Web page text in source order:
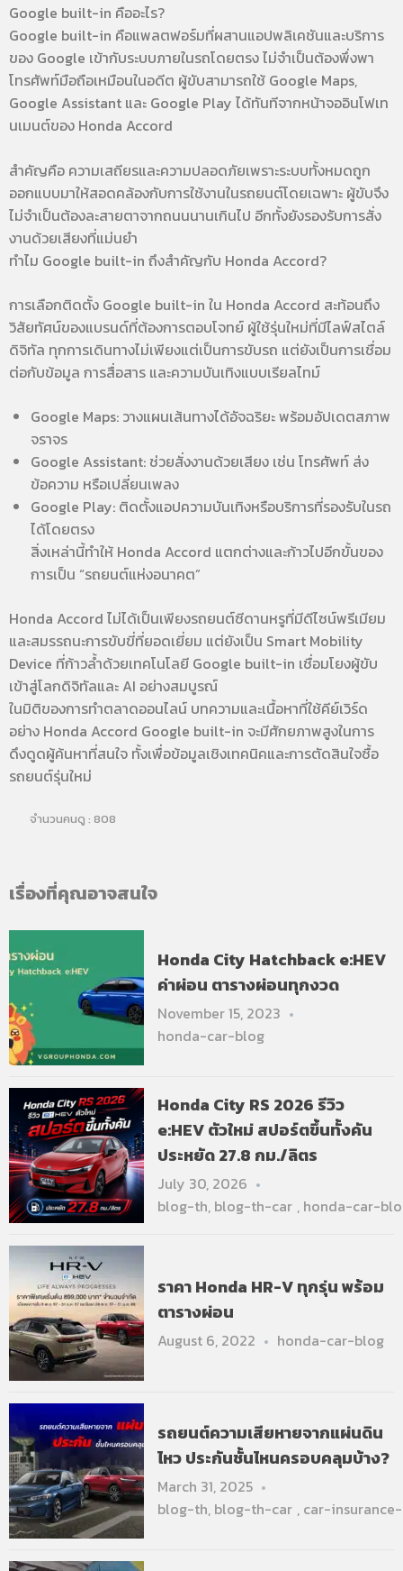
Google built-in คืออะไร?
Google built-in คือแพลตฟอร์มที่ผสานแอปพลิเคชันและบริการ
ของ Google เข้ากับระบบภายในรถโดยตรง ไม่จำเป็นต้องพึ่งพา
โทรศัพท์มือถือเหมือนในอดีต ผู้ขับสามารถใช้ Google Maps,
Google Assistant และ Google Play ได้ทันทีจากหน้าจออินโฟเท
นเมนต์ของ Honda Accord
สำคัญคือ ความเสถียรและความปลอดภัยเพราะระบบทั้งหมดถูก
ออกแบบมาให้สอดคล้องกับการใช้งานในรถยนต์โดยเฉพาะ ผู้ขับจึง
ไม่จำเป็นต้องละสายตาจากถนนนานเกินไป อีกทั้งยังรองรับการสั่ง
งานด้วยเสียงที่แม่นยำ
ทำไม Google built-in ถึงสำคัญกับ Honda Accord?
การเลือกติดตั้ง Google built-in ใน Honda Accord สะท้อนถึง
วิสัยทัศน์ของแบรนด์ที่ต้องการตอบโจทย์ ผู้ใช้รุ่นใหม่ที่มีไลฟ์สไตล์
ดิจิทัล ทุกการเดินทางไม่เพียงแต่เป็นการขับรถ แต่ยังเป็นการเชื่อม
ต่อกับข้อมูล การสื่อสาร และความบันเทิงแบบเรียลไทม์
Google Maps: วางแผนเส้นทางได้อัจฉริยะ พร้อมอัปเดตสภาพ
จราจร
Google Assistant: ช่วยสั่งงานด้วยเสียง เช่น โทรศัพท์ ส่ง
ข้อความ หรือเปลี่ยนเพลง
Google Play: ติดตั้งแอปความบันเทิงหรือบริการที่รองรับในรถ
ได้โดยตรง
สิ่งเหล่านี้ทำให้ Honda Accord แตกต่างและก้าวไปอีกขั้นของ
การเป็น “รถยนต์แห่งอนาคต”
Honda Accord ไม่ได้เป็นเพียงรถยนต์ซีดานหรูที่มีดีไซน์พรีเมียม
และสมรรถนะการขับขี่ที่ยอดเยี่ยม แต่ยังเป็น Smart Mobility
Device ที่ก้าวล้ำด้วยเทคโนโลยี Google built-in เชื่อมโยงผู้ขับ
เข้าสู่โลกดิจิทัลและ AI อย่างสมบูรณ์
ในมิติของการทำตลาดออนไลน์ บทความและเนื้อหาที่ใช้คีย์เวิร์ด
อย่าง Honda Accord Google built-in จะมีศักยภาพสูงในการ
ดึงดูดผู้ค้นหาที่สนใจ ทั้งเพื่อข้อมูลเชิงเทคนิคและการตัดสินใจซื้อ
รถยนต์รุ่นใหม่
จำนวนคนดู : 808
เรื่องที่คุณอาจสนใจ
Honda City Hatchback e:HEV
ค่าผ่อน ตารางผ่อนทุกงวด
November 15, 2023
honda-car-blog
Honda City RS 2026 รีวิว
e:HEV ตัวใหม่ สปอร์ตขึ้นทั้งคัน
ประหยัด 27.8 กม./ลิตร
July 30, 2026
blog-th, blog-th-car , honda-car-
ราคา Honda HR-V ทุกรุ่น พร้อม
ตารางผ่อน
August 6, 2022 honda-car-blog
รถยนต์ความเสียหายจากแผ่นดิน
ไหว ประกันชั้นไหนครอบคลุมบ้าง?
March 31, 2025
blog-th, blog-th-car , car-